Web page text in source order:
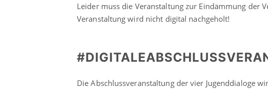
Leider muss die Veranstaltung zur Eindämmung der
Veranstaltung wird nicht digital nachgeholt!
Die Abschlussveranstaltung der vier Jugenddialoge